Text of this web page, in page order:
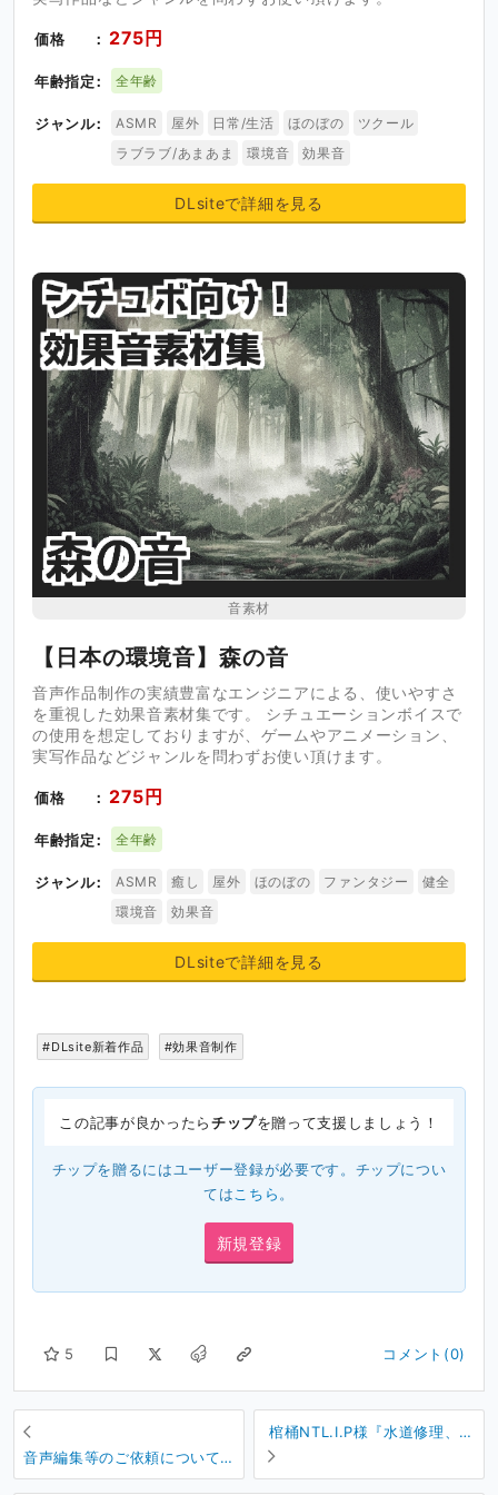
価格 275円
年齢指定 全年齢
ジャンル ASMR 屋外 日常/生活 ほのぼの
ツクール
ラブラブ/あまあま
環境音 効果音
DLsiteで詳細を見る
音素材
【日本の環境音】森の音
音声作品制作の実績豊富なエンジニアによる、使いやすさ
を重視した効果音素材集です。 シチュエーションボイスで
の使用を想定しておりますが、ゲームやアニメーション、
実写作品などジャンルを問わずお使い頂けます。
価格 275円
年齢指定 全年齢
ジャンル ASMR 癒し 屋外 ほのぼの ファンタジー
健全
環境音
効果音
DLsiteで詳細を見る
#DLsite新着作品 #効果音制作
この記事が良かったらチップを贈って支援しましょう！
チップを贈るにはユーザー登録が必要です。チップについ
ては こちら 。
新規登録
5 コメント(0)
音声編集等のご依頼について
（2025年10月改定）
棺桶NTL.I.P様『水道修理、支